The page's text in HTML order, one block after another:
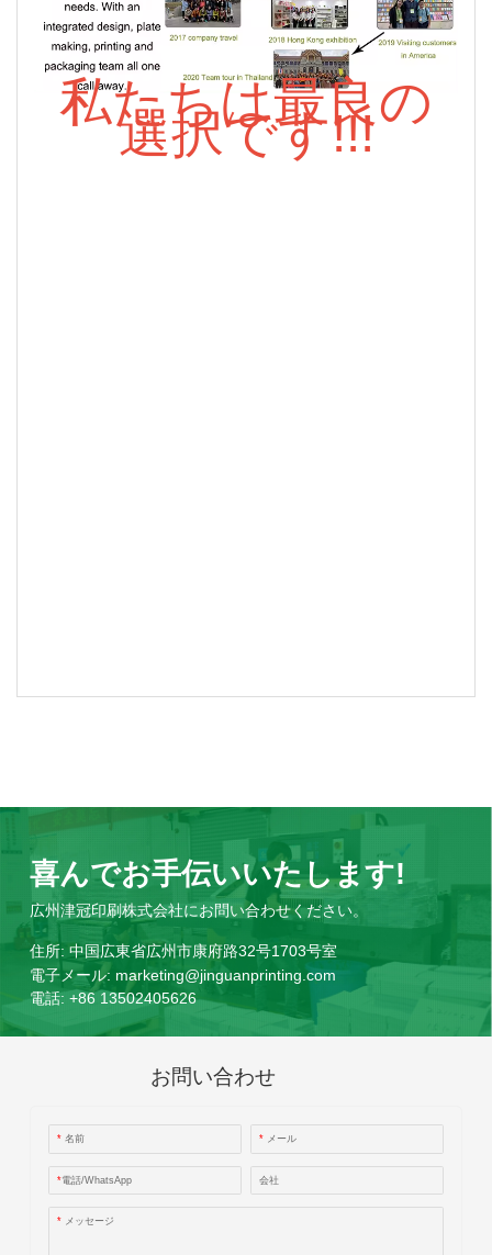
私たちは最良の
選択です!!!
喜んでお手伝いいたします!
広州津冠印刷株式会社にお問い合わせください。
住所: 中国広東省広州市康府路32号1703号室
電子メール: marketing@jinguanprinting.com
電話: +86 13502405626
お問い合わせ
* 名前 * メール
*電話/WhatsApp 会社
* メッセージ